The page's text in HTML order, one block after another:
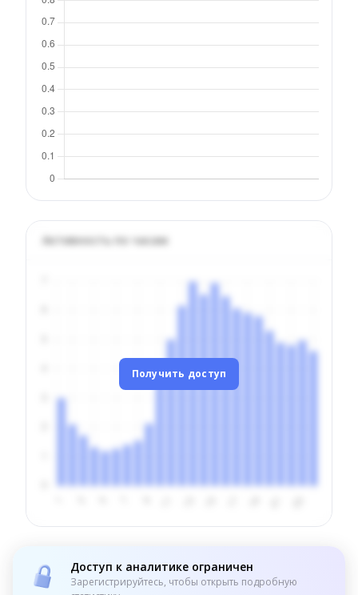
Активность по часам
Получить доступ
Доступ к аналитике ограничен
Зарегистрируйтесь, чтобы открыть подробную